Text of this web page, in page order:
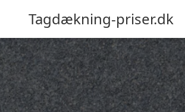
Tagdækning-priser.dk